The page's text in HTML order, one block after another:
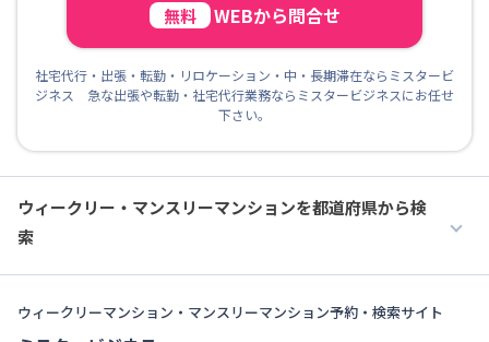
無料 WEBから問合せ
社宅代行・出張・転勤・リロケーション・中・長期滞在ならミスタービ
ジネス 急な出張や転勤・社宅代行業務ならミスタービジネスにお任せ
下さい。
ウィークリー・マンスリーマンションを都道府県から検
索
ウィークリーマンション・マンスリーマンション予約・検索サイト